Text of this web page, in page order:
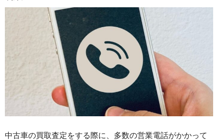
中古車の買取査定をする際に、多数の営業電話がかかって